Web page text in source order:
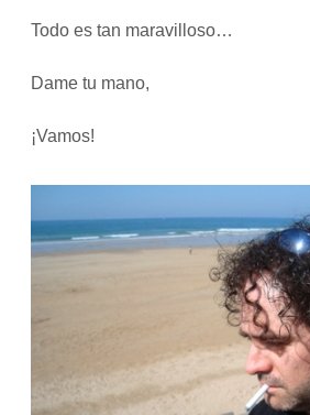
Todo es tan maravilloso…
Dame tu mano,
¡Vamos!